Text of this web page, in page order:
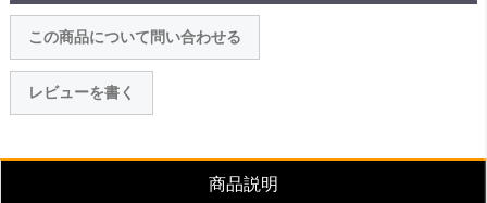
この商品について問い合わせる
レビューを書く
商品説明